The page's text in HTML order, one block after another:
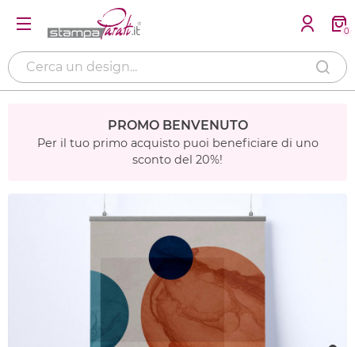
0
PROMO BENVENUTO
Per il tuo primo acquisto puoi beneficiare di uno
sconto del 20%!